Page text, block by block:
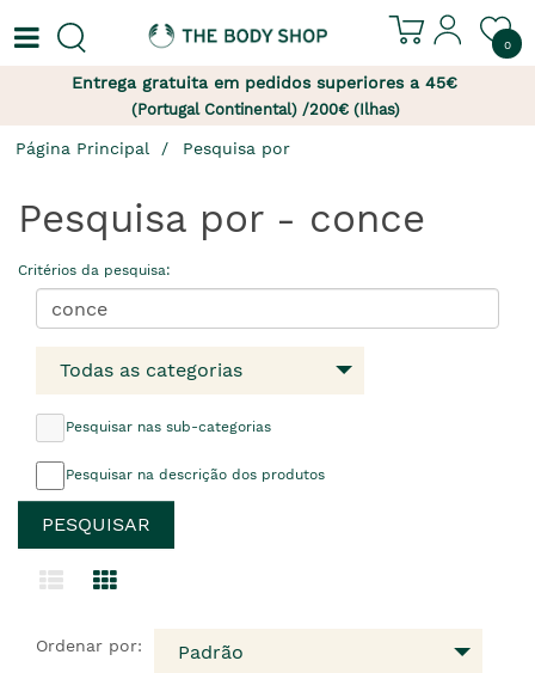
0
Entrega gratuita em pedidos superiores a 45€
(Portugal Continental) /200€ (Ilhas)
Página Principal Pesquisa por
Pesquisa por - conce
Critérios da pesquisa:
Todas as categorias
Pesquisar nas sub-categorias
Pesquisar na descrição dos produtos
Ordenar por: Padrão